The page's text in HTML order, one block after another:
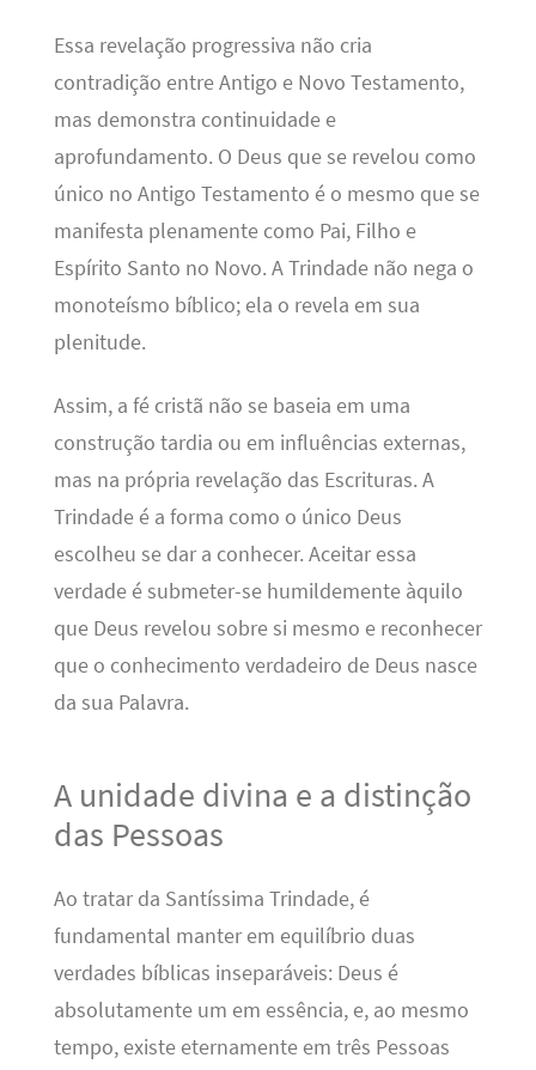
Essa revelação progressiva não cria
contradição entre Antigo e Novo Testamento,
mas demonstra continuidade e
aprofundamento. O Deus que se revelou como
único no Antigo Testamento é o mesmo que se
manifesta plenamente como Pai, Filho e
Espírito Santo no Novo. A Trindade não nega o
monoteísmo bíblico; ela o revela em sua
plenitude.
Assim, a fé cristã não se baseia em uma
construção tardia ou em influências externas,
mas na própria revelação das Escrituras. A
Trindade é a forma como o único Deus
escolheu se dar a conhecer. Aceitar essa
verdade é submeter-se humildemente àquilo
que Deus revelou sobre si mesmo e reconhecer
que o conhecimento verdadeiro de Deus nasce
da sua Palavra.
A unidade divina e a distinção
das Pessoas
Ao tratar da Santíssima Trindade, é
fundamental manter em equilíbrio duas
verdades bíblicas inseparáveis: Deus é
absolutamente um em essência, e, ao mesmo
tempo, existe eternamente em três Pessoas